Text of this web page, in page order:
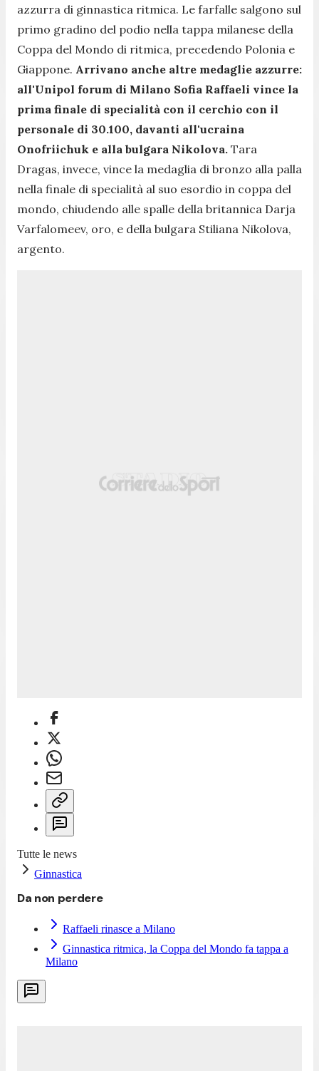
azzurra di ginnastica ritmica. Le farfalle salgono sul
primo gradino del podio nella tappa milanese della
Coppa del Mondo di ritmica, precedendo Polonia e
Giappone. Arrivano anche altre medaglie azzurre:
all'Unipol forum di Milano Sofia Raffaeli vince la
prima finale di specialità con il cerchio con il
personale di 30.100, davanti all'ucraina
Onofriichuk e alla bulgara Nikolova. Tara
Dragas, invece, vince la medaglia di bronzo alla palla
nella finale di specialità al suo esordio in coppa del
mondo, chiudendo alle spalle della britannica Darja
Varfalomeev, oro, e della bulgara Stiliana Nikolova,
argento.
Tutte le news
Ginnastica
Da non perdere
Raffaeli rinasce a Milano
Ginnastica ritmica, la Coppa del Mondo fa tappa a
Milano